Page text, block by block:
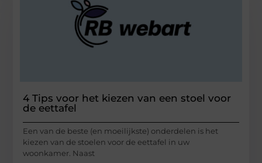
4 Tips voor het kiezen van een stoel voor
de eettafel
Een van de beste (en moeilijkste) onderdelen is het
kiezen van de stoelen voor de eettafel in uw
woonkamer. Naast